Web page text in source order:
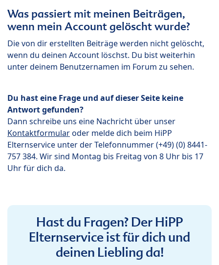
Was passiert mit meinen Beiträgen,
wenn mein Account gelöscht wurde?
Die von dir erstellten Beiträge werden nicht gelöscht,
wenn du deinen Account löschst. Du bist weiterhin
unter deinem Benutzernamen im Forum zu sehen.
Du hast eine Frage und auf dieser Seite keine
Antwort gefunden?
Dann schreibe uns eine Nachricht über unser
Kontaktformularoder melde dich beim HiPP
Elternservice unter der Telefonnummer (+49) (0) 8441-
757 384. Wir sind Montag bis Freitag von 8 Uhr bis 17
Uhr für dich da.
Hast du Fragen? Der HiPP
Elternservice ist für dich und
deinen Liebling da!